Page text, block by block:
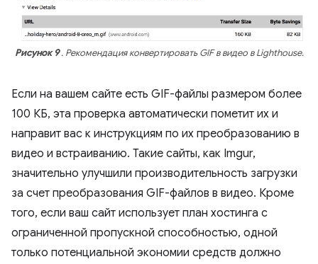
Рисунок 9. Рекомендация конвертировать GIF в видео в Lighthouse.
Если на вашем сайте есть GIF-файлы размером более
100 КБ, эта проверка автоматически пометит их и
направит вас к инструкциям по их преобразованию в
видео и встраиванию. Такие сайты, как Imgur,
значительно улучшили производительность загрузки
за счет преобразования GIF-файлов в видео. Кроме
того, если ваш сайт использует план хостинга с
ограниченной пропускной способностью, одной
только потенциальной экономии средств должно